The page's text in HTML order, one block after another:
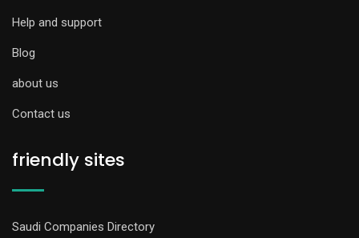
Help and support
Blog
about us
Contact us
friendly sites
Saudi Companies Directory